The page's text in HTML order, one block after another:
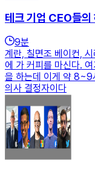
테크 기업 CEO들의
9분
계란, 칠면조 베이컨,
에 가 커피를 마신다.
을 하는데 이게 약 8~9
의사 결정자이다